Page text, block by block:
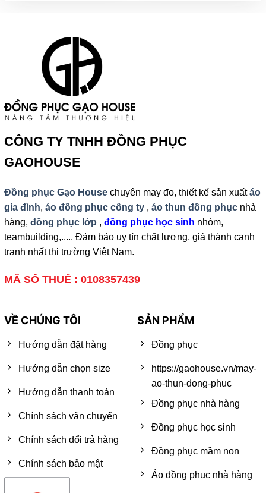
CÔNG TY TNHH ĐỒNG PHỤC
GAOHOUSE
Đồng phục Gạo Housechuyên may đo, thiết kế sản xuấtáo
gia đình, áo đồng phục công ty, áo thun đồng phụcnhà
hàng, đồng phục lớp , đồng phục học sinh nhóm,
teambuilding,..... Đảm bảo uy tín chất lượng, giá thành cạnh
tranh nhất thị trường Việt Nam.
MÃ SỐ THUẾ : 0108357439
VỀ CHÚNG TÔI
Hướng dẫn đặt hàng
Hướng dẫn chọn size
Hướng dẫn thanh toán
Chính sách vận chuyển
Chính sách đổi trả hàng
Chính sách bảo mật
SẢN PHẨM
Đồng phục
https://gaohouse.vn/may-
ao-thun-dong-phuc
Đồng phục nhà hàng
Đồng phục học sinh
Đồng phục mầm non
Áo đồng phục nhà hàng